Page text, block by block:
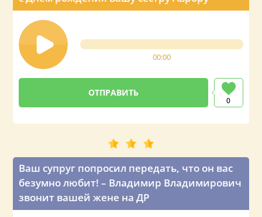
00:00
0
Ваш супруг попросил передать, что он вас
безумно любит! – Владимир Владимирович
звонит вашей жене на ДР